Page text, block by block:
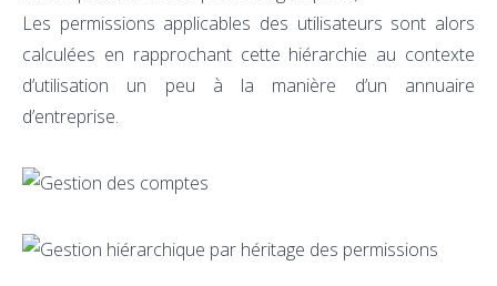
Les permissions applicables des utilisateurs sont alors
calculées en rapprochant cette hiérarchie au contexte
d’utilisation un peu à la manière d’un annuaire
d’entreprise.